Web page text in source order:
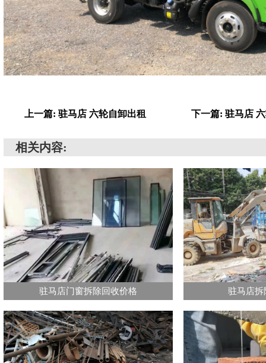
上一篇: 驻马店 六轮自卸出租 下一篇: 驻马店
相关内容:
驻马店门窗拆除回收价格 驻马店拆